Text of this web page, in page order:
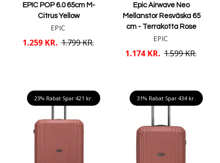
EPIC POP 6.0 65cm M-
Citrus Yellow
EPIC
1.259 KR. 1.799 KR.
Epic Airwave Neo
Mellanstor Resväska 65
cm - Terrakotta Rose
EPIC
1.174 KR. 1.599 KR.
23% Rabat Spar 421 kr. 31% Rabat Spar 434 kr.